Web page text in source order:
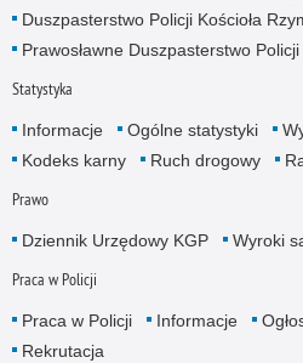
Duszpasterstwo Policji Kościoła
Prawosławne Duszpasterstwo Policji
Statystyka
Informacje Ogólne statystyki
Kodeks karny
Ruch drogowy
Prawo
Dziennik Urzędowy KGP Wyroki
Praca w Policji
Praca w Policji Informacje
Rekrutacja